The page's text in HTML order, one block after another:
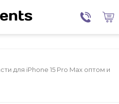
для iPhone 15 Pro Max оптом и